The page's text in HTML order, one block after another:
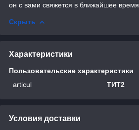
он с вами свяжется в ближайшее время.
Скрыть
Характеристики
Пользовательские характеристики
articul
ТИТ2
Условия доставки